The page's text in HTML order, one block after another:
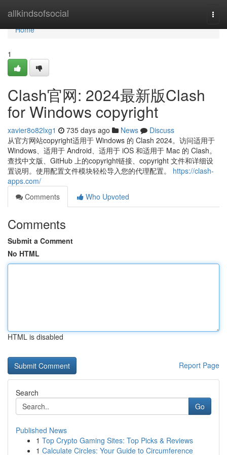
allkindsofsocial
Home
Home
1
Clash官网: 2024最新版Clash
for Windows copyright
xavier8o82lxg1 735 days ago News
Discuss
从官方网站copyright适用于 Windows 的 Clash 2024。访问适用于
Windows、适用于 Android、适用于 iOS 和适用于 Mac 的 Clash。
查找中文版、GitHub 上的copyright链接、copyright 文件和详细设
置说明。使用配置文件模块轻松导入您的代理配置。 https://clash-
apps.com/
Comments
Who Upvoted
Comments
Submit a Comment
No HTML
HTML is disabled
Report Page
Search
Go
Published News
1 Top Crypto Gaming Sites: Top Picks & Reviews
1 Calculate Circles: Your Guide to Circumference